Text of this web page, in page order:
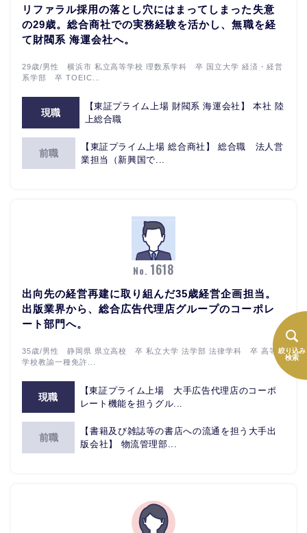
絞り込み
検索
リファラル採用の落とし穴にはまってしまった失意
の29歳。総合商社での実務経験を活かし、無職を経
て財閥系 海運会社へ。
29歳/男性 横浜市 私⽴⾼等学校 理数系学科 卒 国⽴⼤学 経済・経営
系学部 卒 TOEIC...
現職
【東証プライム上場 財閥系 海運会社】 本社 陸
上総合職
前職
【東証プライム上場 総合商社】 総合職 法人営
業担当（新興国で...
No. 1618
出向先の経営再建に取り組んだ35歳経営企画担当。
出版業界から、総合広告代理店グループのコーポレ
ート部門へ。
35歳/男性 静岡県 県立高校 卒 私立大学 法学部 法律学科 卒 高等
学校教諭一種免許...
現職
【東証プライム上場 大手広告代理店のコーポ
レート機能を担うグル...
前職
【書籍及び雑誌等の書店への流通を担う大手出
版会社】 物流管理部...